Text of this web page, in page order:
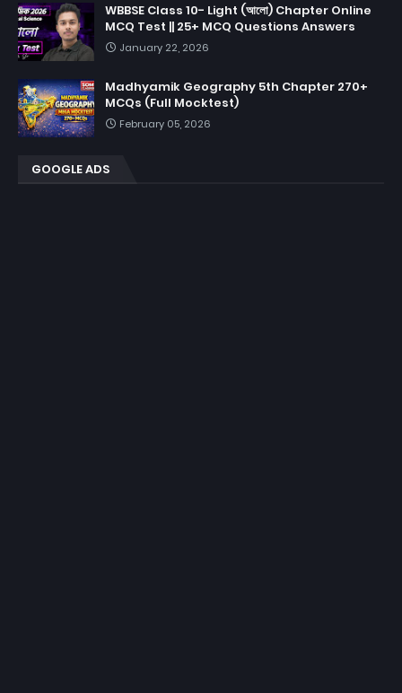
WBBSE Class 10- Light (আলো) Chapter Online
MCQ Test || 25+ MCQ Questions Answers
January 22, 2026
Madhyamik Geography 5th Chapter 270+
MCQs (Full Mocktest)
February 05, 2026
GOOGLE ADS